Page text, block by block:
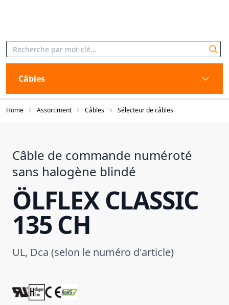
Câbles
Home Assortiment Câbles Sélecteur de câbles
Câble de commande numéroté
sans halogène blindé
ÖLFLEX CLASSIC
135 CH
UL, Dca (selon le numéro d'article)